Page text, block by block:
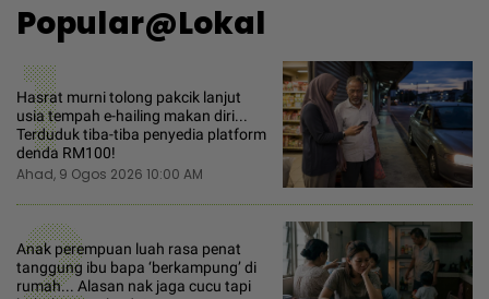
Popular@Lokal
1
Hasrat murni tolong pakcik lanjut
usia tempah e-hailing makan diri...
Terduduk tiba-tiba penyedia platform
denda RM100!
Ahad, 9 Ogos 2026 10:00 AM
Anak perempuan luah rasa penat
tanggung ibu bapa ‘berkampung’ di
rumah... Alasan nak jaga cucu tapi